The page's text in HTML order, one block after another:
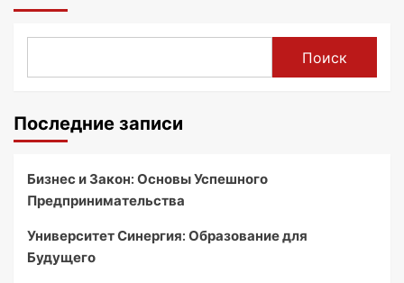
Поиск
Последние записи
Бизнес и Закон: Основы Успешного
Предпринимательства
Университет Синергия: Образование для
Будущего